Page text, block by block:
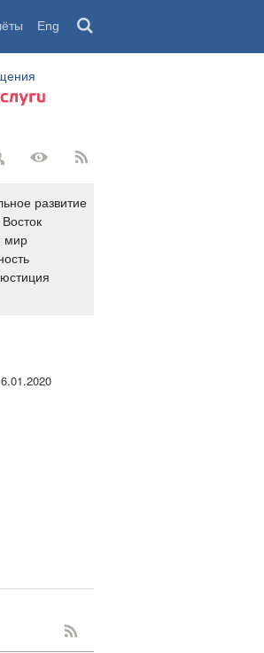
Eng
развитие
мир